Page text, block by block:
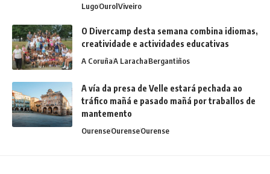
LugoOurolViveiro
O Divercamp desta semana combina idiomas,
creatividade e actividades educativas
A CoruñaA LarachaBergantiños
A vía da presa de Velle estará pechada ao
tráfico mañá e pasado mañá por traballos de
mantemento
OurenseOurenseOurense